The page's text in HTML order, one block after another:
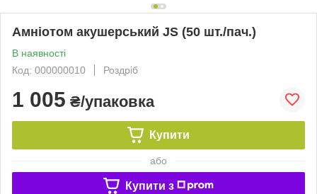
Амніотом акушерський JS (50 шт./пач.)
В наявності
Код: 000000010
Роздріб
1 005 ₴/упаковка
Купити
або
Купити з